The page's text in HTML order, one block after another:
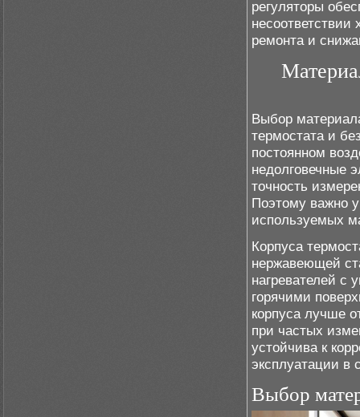
регуляторы
ремонта и
Выбор
термостата и
постоянном
недолговечные
точность
Поэтому важно
используемых
Корпуса
нержавеющей
нагревателей с
горячими
корпуса лучше
при частых
устойчива к
эксплуатации в
Выбор